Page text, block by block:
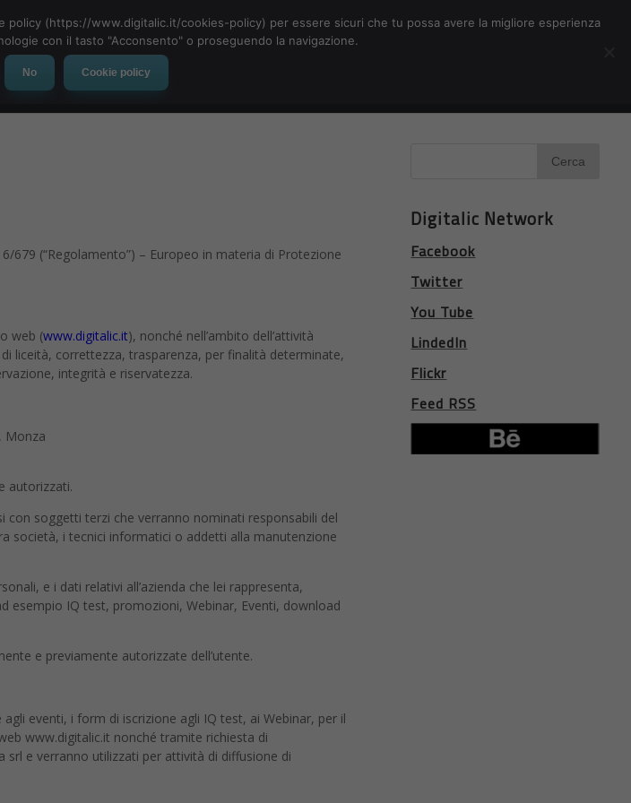
App Automotive Tech-News
679 (“Regolamento”) – Europeo in materia di Protezione
web (www.digitalic.it), nonché nell’ambito dell’attività
liceità, correttezza, trasparenza, per finalità determinate,
integrità e riservatezza.
Monza
autorizzati.
con soggetti terzi che verranno nominati responsabili del
società, i tecnici informatici o addetti alla manutenzione
e i dati relativi all’azienda che lei rappresenta,
esempio IQ test, promozioni, Webinar, Eventi, download
e previamente autorizzate dell’utente.
eventi, i form di iscrizione agli IQ test, ai Webinar, per il
www.digitalic.it nonché tramite richiesta di
e verranno utilizzati per attività di diffusione di
Digitalic Network
Facebook
Twitter
You Tube
LindedIn
Flickr
Feed RSS
(https://www.digitalic.it/cookies-policy) per essere sicuri che tu possa avere la migliore esperienza
con il tasto "Acconsento" o proseguendo la navigazione.
No Cookie policy